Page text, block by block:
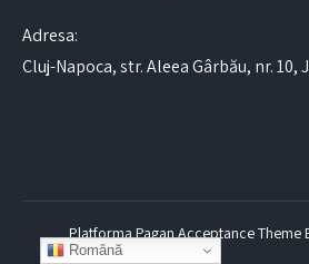
Adresa:
Cluj-Napoca, str. Aleea Gârbău, nr. 10,
Platforma Pagan Acceptance Theme
Română